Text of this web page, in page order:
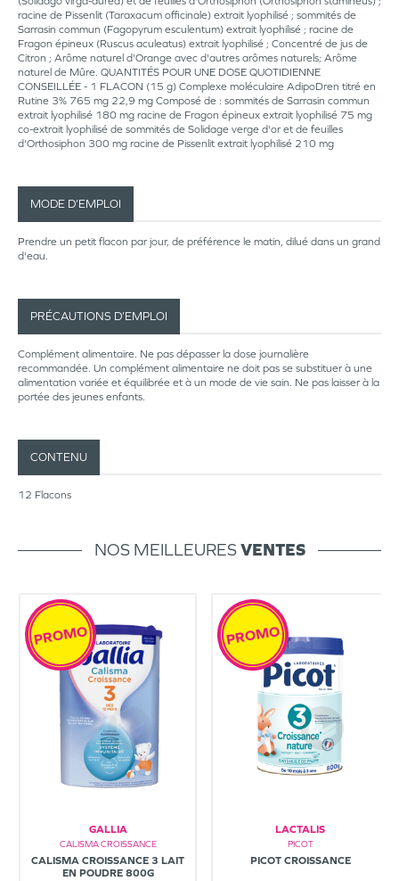
racine de Pissenlit (Taraxacum officinale) extrait lyophilisé ; sommités de
Sarrasin commun (Fagopyrum esculentum) extrait lyophilisé ; racine de
Fragon épineux (Ruscus aculeatus) extrait lyophilisé ; Concentré de jus de
Citron ; Arôme naturel d'Orange avec d'autres arômes naturels; Arôme
naturel de Mûre. QUANTITÉS POUR UNE DOSE QUOTIDIENNE
CONSEILLÉE - 1 FLACON (15 g) Complexe moléculaire AdipoDren titré en
Rutine 3% 765 mg 22,9 mg Composé de : sommités de Sarrasin commun
extrait lyophilisé 180 mg racine de Fragon épineux extrait lyophilisé 75 mg
co-extrait lyophilisé de sommités de Solidage verge d'or et de feuilles
d'Orthosiphon 300 mg racine de Pissenlit extrait lyophilisé 210 mg
MODE D’EMPLOI
Prendre un petit flacon par jour, de préférence le matin, dilué dans un grand
d'eau.
PRÉCAUTIONS D’EMPLOI
Complément alimentaire. Ne pas dépasser la dose journalière
recommandée. Un complément alimentaire ne doit pas se substituer à une
alimentation variée et équilibrée et à un mode de vie sain. Ne pas laisser à la
portée des jeunes enfants.
CONTENU
12 Flacons
NOS MEILLEURESVENTES
GALLIA
CALISMA CROISSANCE
CALISMA CROISSANCE 3 LAIT
EN POUDRE 800G
PROMO
LACTALIS
PICOT
PICOT CROISSANCE
PROMO